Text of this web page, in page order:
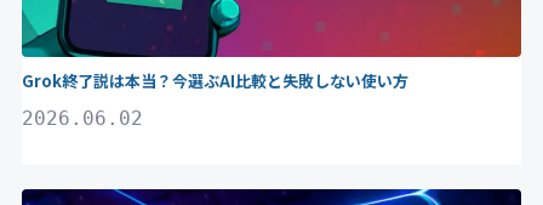
Grok終了説は本当？今選ぶAI比較と失敗しない使い方
2026.06.02